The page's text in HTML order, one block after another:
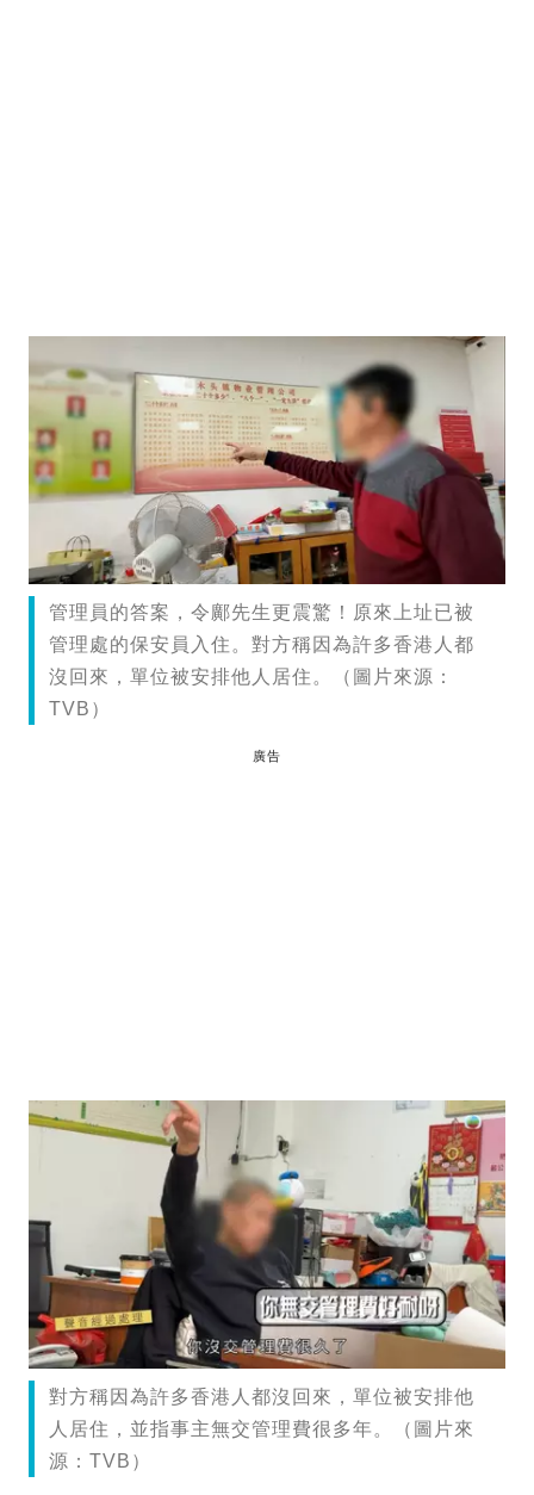
管理員的答案，令鄺先生更震驚！原來上址已被
管理處的保安員入住。對方稱因為許多香港人都
沒回來，單位被安排他人居住。（圖片來源：
TVB）
廣告
對方稱因為許多香港人都沒回來，單位被安排他
人居住，並指事主無交管理費很多年。（圖片來
源：TVB）